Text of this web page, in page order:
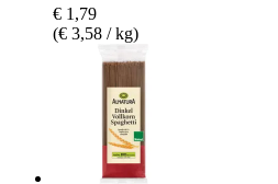
€ 1,79
(€ 3,58 / kg)